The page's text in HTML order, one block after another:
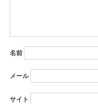
名前
メール
サイト